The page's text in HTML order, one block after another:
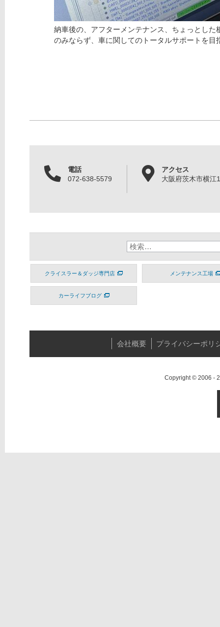
納車後の、アフターメンテナンス、ちょっとした
のみならず、車に関してのトータルサポートを目
電話
072-638-5579
アクセス
大阪府茨木市横江
クライスラー＆ダッジ専門店 メンテナンス工場
カーライフブログ
会社概要 プライバシーポリ
Copyright © 2006 -